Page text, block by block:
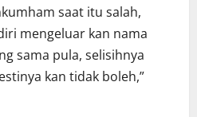
saat itu salah,
mengeluar kan nama
sama pula, selisihnya
kan tidak boleh,”